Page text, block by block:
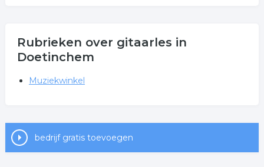
Rubrieken over gitaarles in
Doetinchem
Muziekwinkel
bedrijf gratis toevoegen